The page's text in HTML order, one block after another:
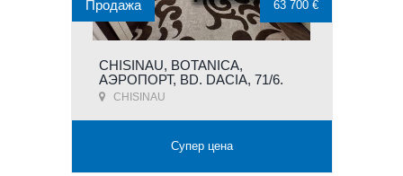
CHISINAU, BOTANICA,
АЭРОПОРТ, BD. DACIA, 71/6.
CHISINAU
Продажа 63 700 €
Супер цена